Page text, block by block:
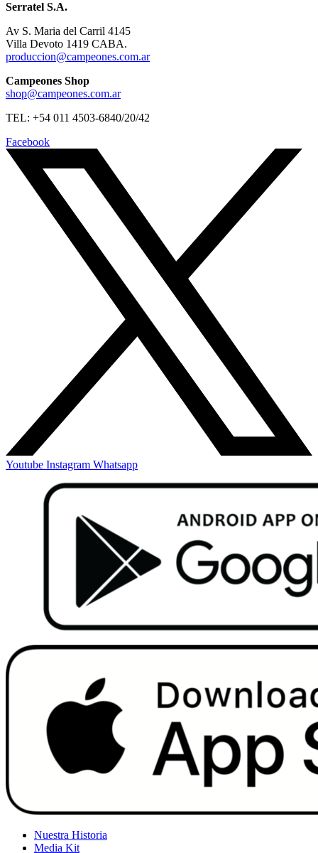
Serratel S.A.
Av S. Maria del Carril 4145
Villa Devoto 1419 CABA.
produccion@campeones.com.ar
Campeones Shop
shop@campeones.com.ar
TEL: +54 011 4503-6840/20/42
Facebook
Youtube Instagram Whatsapp
Nuestra Historia
Media Kit